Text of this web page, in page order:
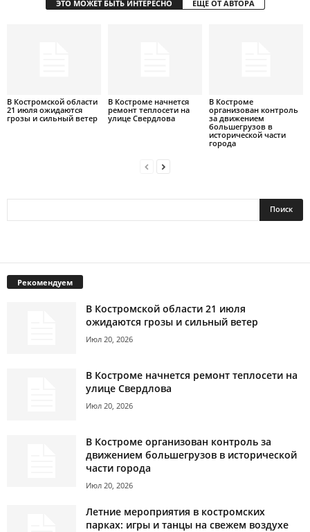
ЭТО МОЖЕТ БЫТЬ ИНТЕРЕСНО ЕЩЕ ОТ АВТОРА
В Костромской области
21 июля ожидаются
грозы и сильный ветер
В Костроме начнется
ремонт теплосети на
улице Свердлова
В Костроме
организован контроль
за движением
большегрузов в
исторической части
города
Рекомендуем
В Костромской области 21 июля
ожидаются грозы и сильный ветер
Июл 20, 2026
В Костроме начнется ремонт теплосети на
улице Свердлова
Июл 20, 2026
В Костроме организован контроль за
движением большегрузов в исторической
части города
Июл 20, 2026
Летние мероприятия в костромских
парках: игры и танцы на свежем воздухе